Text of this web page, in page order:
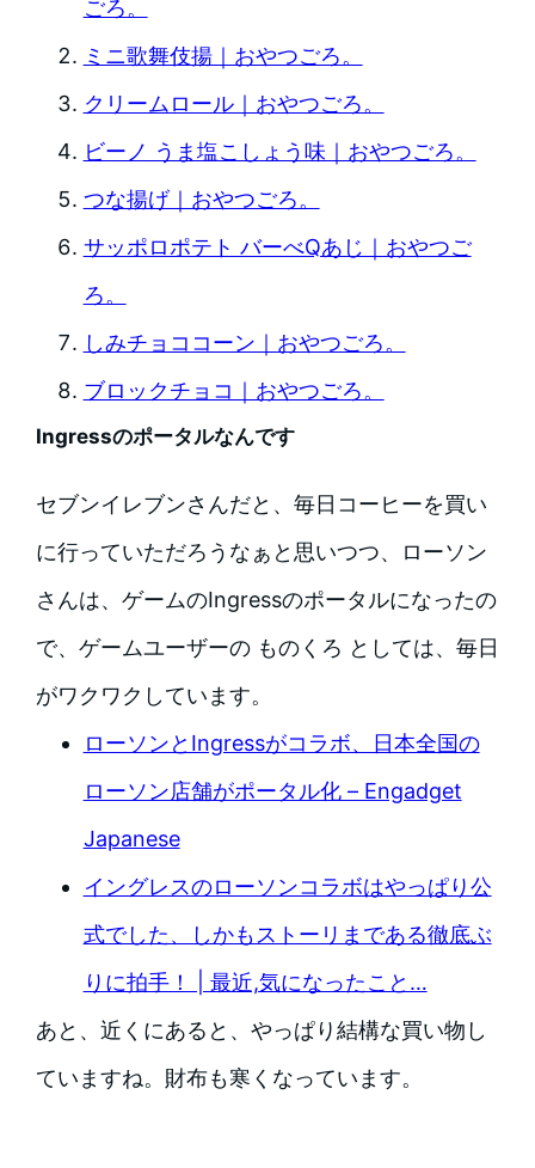
ごろ。
ミニ歌舞伎揚｜おやつごろ。
クリームロール｜おやつごろ。
ビーノ うま塩こしょう味｜おやつごろ。
つな揚げ｜おやつごろ。
サッポロポテト バーべQあじ｜おやつご
ろ。
しみチョココーン｜おやつごろ。
ブロックチョコ｜おやつごろ。
Ingressのポータルなんです
セブンイレブンさんだと、毎日コーヒーを買い
に行っていただろうなぁと思いつつ、ローソン
さんは、ゲームのIngressのポータルになったの
で、ゲームユーザーの ものくろ としては、毎日
がワクワクしています。
ローソンとIngressがコラボ、日本全国の
ローソン店舗がポータル化 – Engadget
Japanese
イングレスのローソンコラボはやっぱり公
式でした、しかもストーリまである徹底ぶ
りに拍手！ | 最近,気になったこと…
あと、近くにあると、やっぱり結構な買い物し
ていますね。財布も寒くなっています。